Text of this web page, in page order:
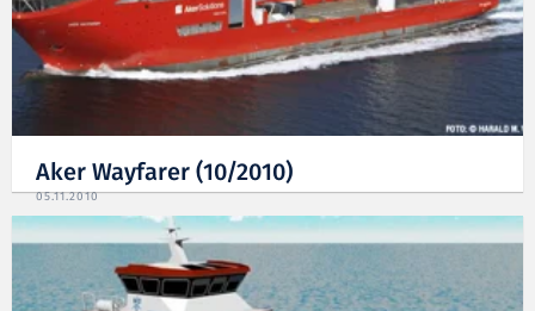
Aker Wayfarer (10/2010)
05.11.2010